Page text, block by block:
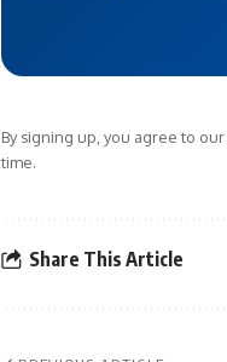
By signing up, you agree to our
time.
Share This Article